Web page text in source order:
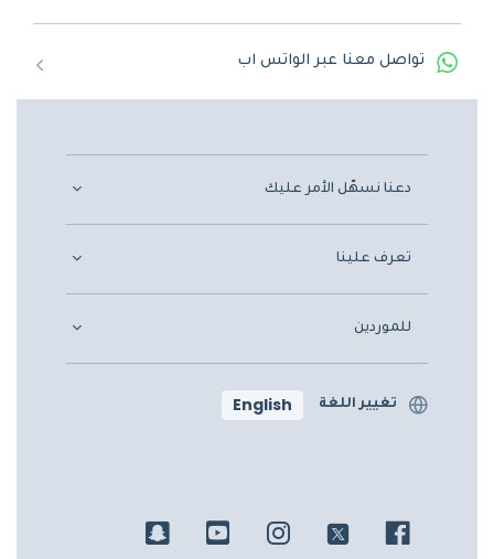
تواصل معنا عبر الواتس اب
دعنا نسهّل الأمر عليك
تعرف علينا
للموردين
تغيير اللغة English